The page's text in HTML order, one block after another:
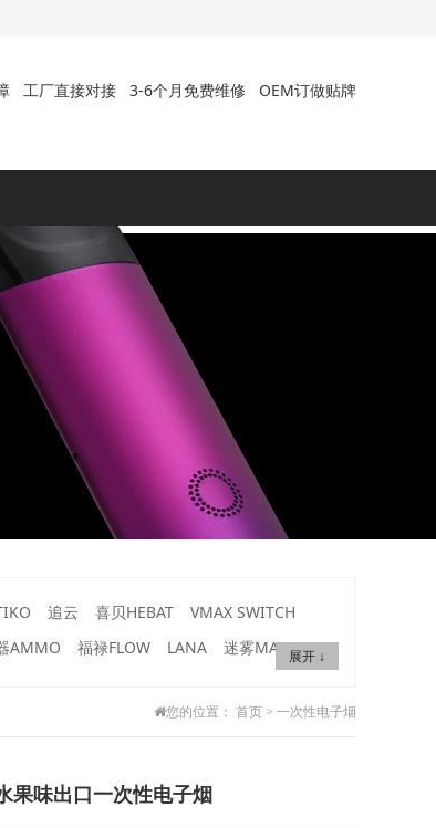
OEM订做贴牌
3-6个月免费维修
工厂直接对接
追云 喜贝HEBAT
VMAX SWITCH
AMMO 福禄FLOW LANA 迷雾MAX FOF
展开 ↓
您的位置： 首页 > 一次性电子烟
果味出口一次性电子烟